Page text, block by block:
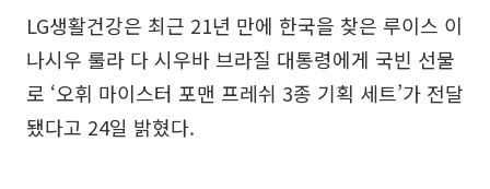
LG생활건강은 최근 21년 만에 한국을 찾은 루이스 이
나시우 룰라 다 시우바 브라질 대통령에게 국빈 선물
로 ‘오휘 마이스터 포맨 프레쉬 3종 기획 세트’가 전달
됐다고 24일 밝혔다.